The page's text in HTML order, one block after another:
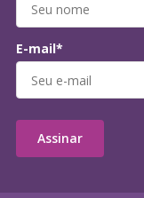
E-mail*
Assinar